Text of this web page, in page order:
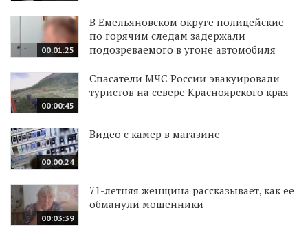
00:01:25
В Емельяновском округе полицейские
по горячим следам задержали
подозреваемого в угоне автомобиля
00:00:45
Спасатели МЧС России эвакуировали
туристов на севере Красноярского края
00:00:24
Видео с камер в магазине
00:03:39
71-летняя женщина рассказывает, как ее
обманули мошенники